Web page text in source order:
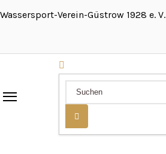
Wassersport-Verein-Güstrow 1928 e. V.